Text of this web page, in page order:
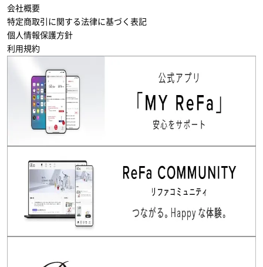
会社概要
特定商取引に関する法律に基づく表記
個人情報保護方針
利用規約